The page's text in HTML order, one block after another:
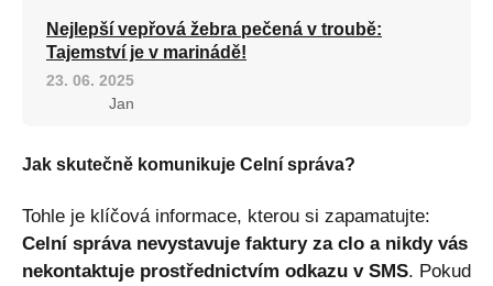
Nejlepší vepřová žebra pečená v troubě:
Tajemství je v marinádě!
23. 06. 2025
Jan
Jak skutečně komunikuje Celní správa?
Tohle je klíčová informace, kterou si zapamatujte:
Celní správa nevystavuje faktury za clo a nikdy vás
nekontaktuje prostřednictvím odkazu v SMS. Pokud